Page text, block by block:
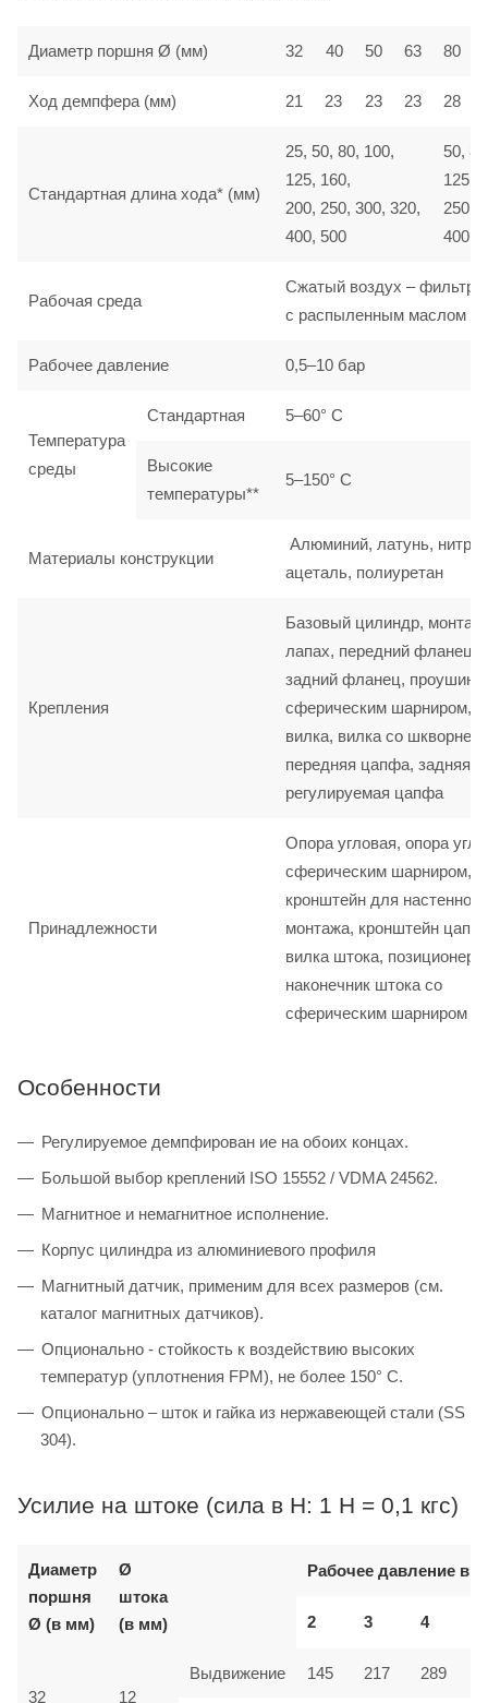
Диаметр поршня Ø (мм) 32 40 50 63 80
Ход демпфера (мм) 21 23 23 23 28
Стандартная длина хода* (мм)
25, 50, 80, 100,
125, 160,
200, 250, 300, 320,
400, 500
50,
125,
250,
400,
Рабочая среда
Сжатый воздух –
с распыленным маслом
Рабочее давление 0,5–10 бар
Температура
среды
Стандартная 5–60° C
Высокие
температуры**
5–150° C
Материалы конструкции
Алюминий, латунь,
ацеталь, полиуретан
Крепления
Базовый цилиндр, монтаж
лапах, передний фланец,
задний фланец, проушина
сферическим шарниром,
вилка, вилка со шкворнем,
передняя цапфа, задняя
регулируемая цапфа
Принадлежности
Опора угловая, опора
сферическим шарниром,
кронштейн для настенного
монтажа, кронштейн
вилка штока, позиционер
наконечник штока со
сферическим шарниром
Особенности
Регулируемое демпфирован ие на обоих концах.
Большой выбор креплений ISO 15552 / VDMA 24562.
Магнитное и немагнитное исполнение.
Корпус цилиндра из алюминиевого профиля
Магнитный датчик, применим для всех размеров (см.
каталог магнитных датчиков).
Опционально - стойкость к воздействию высоких
температур (уплотнения FPM), не более 150° C.
Опционально – шток и гайка из нержавеющей стали (SS
304).
Усилие на штоке (сила в Н: 1 Н = 0,1 кгс)
Диаметр
поршня
Ø (в мм)
Ø
штока
(в мм)
Рабочее давление в
2 3 4
32 12
Выдвижение 145 217 289